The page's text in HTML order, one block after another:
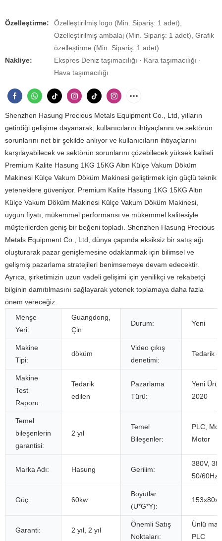
Özelleştirme:
Özelleştirilmiş logo (Min. Sipariş: 1 adet),
Özelleştirilmiş ambalaj (Min. Sipariş: 1 adet), Grafik
özelleştirme (Min. Sipariş: 1 adet)
Nakliye:
Ekspres Deniz taşımacılığı · Kara taşımacılığı ·
Hava taşımacılığı
Shenzhen Hasung Precious Metals Equipment Co., Ltd, yılların
getirdiği gelişime dayanarak, kullanıcıların ihtiyaçlarını ve sektörün
sorunlarını net bir şekilde anlıyor ve kullanıcıların ihtiyaçlarını
karşılayabilecek ve sektörün sorunlarını çözebilecek yüksek kaliteli
Premium Kalite Hasung 1KG 15KG Altın Külçe Vakum Döküm
Makinesi Külçe Vakum Döküm Makinesi geliştirmek için güçlü teknik
yeteneklere güveniyor. Premium Kalite Hasung 1KG 15KG Altın
Külçe Vakum Döküm Makinesi Külçe Vakum Döküm Makinesi,
uygun fiyatı, mükemmel performansı ve mükemmel kalitesiyle
müşterilerden geniş bir beğeni topladı. Shenzhen Hasung Precious
Metals Equipment Co., Ltd, dünya çapında eksiksiz bir satış ağı
oluşturarak pazar genişlemesine odaklanmak için bilimsel ve
gelişmiş pazarlama stratejileri benimsemeye devam edecektir.
Ayrıca, şirketimizin uzun vadeli gelişimi için yenilikçi ve rekabetçi
bilginin damıtılmasını sağlayarak yetenek toplamaya daha fazla
önem vereceğiz.
Menşe
Yeri:
Guangdong,
Çin
Durum: Yeni
Makine
Tipi:
döküm
Video çıkış
denetimi:
Tedarik
Makine
Test
Raporu:
Tedarik
edilen
Pazarlama
Türü:
Yeni Ürün
2020
Temel
bileşenlerin
garantisi:
2 yıl
Temel
Bileşenler:
PLC,
Motor
Marka Adı: Hasung Gerilim:
380V,
50/60Hz,
Güç: 60kw
Boyutlar
(U*G*Y):
Garanti: 2 yıl, 2 yıl
Önemli Satış
Noktaları:
Ünlü
PLC